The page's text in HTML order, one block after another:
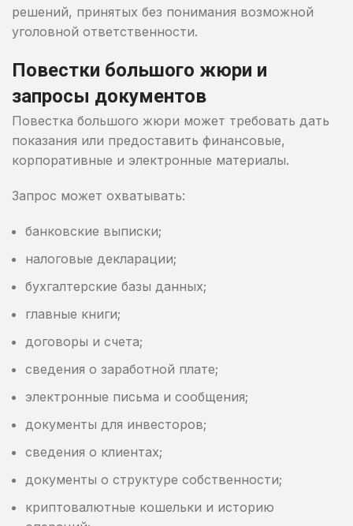
решений, принятых без понимания возможной
уголовной ответственности.
Повестки большого жюри и
запросы документов
Повестка большого жюри может требовать дать
показания или предоставить финансовые,
корпоративные и электронные материалы.
Запрос может охватывать:
банковские выписки;
налоговые декларации;
бухгалтерские базы данных;
главные книги;
договоры и счета;
сведения о заработной плате;
электронные письма и сообщения;
документы для инвесторов;
сведения о клиентах;
документы о структуре собственности;
криптовалютные кошельки и историю